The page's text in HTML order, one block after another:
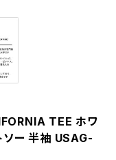
TEE ホワ
ソー 半袖 USAG-